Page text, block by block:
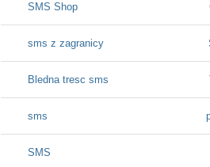
SMS Shop
sms z zagranicy
Bledna tresc sms
sms
SMS